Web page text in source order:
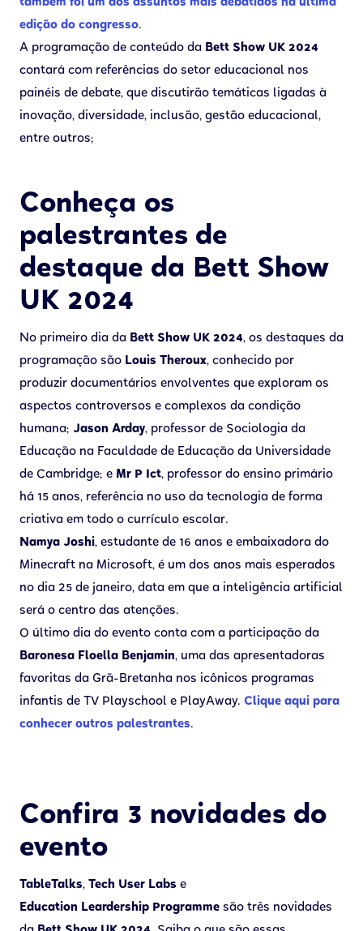
edição do congresso.
A programação de conteúdo da Bett Show UK 2024
contará com referências do setor educacional nos
painéis de debate, que discutirão temáticas ligadas à
inovação, diversidade, inclusão, gestão educacional,
entre outros;
Conheça os
palestrantes de
destaque da Bett Show
UK 2024
No primeiro dia da Bett Show UK 2024, os destaques da
programação são Louis Theroux, conhecido por
produzir documentários envolventes que exploram os
aspectos controversos e complexos da condição
humana; Jason Arday, professor de Sociologia da
Educação na Faculdade de Educação da Universidade
de Cambridge; e Mr P Ict, professor do ensino primário
há 15 anos, referência no uso da tecnologia de forma
criativa em todo o currículo escolar.
Namya Joshi, estudante de 16 anos e embaixadora do
Minecraft na Microsoft, é um dos anos mais esperados
no dia 25 de janeiro, data em que a inteligência artificial
será o centro das atenções.
O último dia do evento conta com a participação da
Baronesa Floella Benjamin, uma das apresentadoras
favoritas da Grã-Bretanha nos icônicos programas
infantis de TV Playschool e PlayAway. Clique aqui para
conhecer outros palestrantes.
Confira 3 novidades do
evento
TableTalks, Tech User Labs e
Education Leardership Programme são três novidades